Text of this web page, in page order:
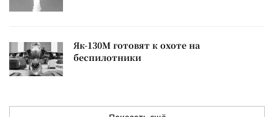
Як-130М готовят к охоте на
беспилотники